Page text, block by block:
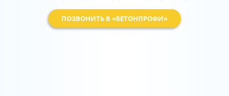
ПОЗВОНИТЬ В «БЕТОНПРОФИ»